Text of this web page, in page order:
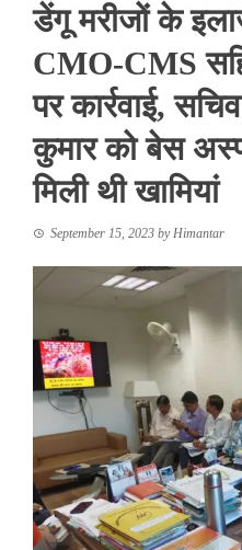
डेंगू मरीजों के
CMO-CMS
पर कार्रवाई,
कुमार को बेस
मिली थी खामियां
September 15, 2023 byHimantar